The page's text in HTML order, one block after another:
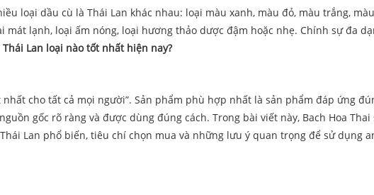
loại dầu cù là Thái Lan khác nhau: loại màu xanh, màu đỏ, màu trắng, màu
mát lạnh, loại ấm nóng, loại hương thảo dược đậm hoặc nhẹ. Chính sự đa
Lan loại nào tốt nhất hiện nay?
cho tất cả mọi người”. Sản phẩm phù hợp nhất là sản phẩm đáp ứng
gốc rõ ràng và được dùng đúng cách. Trong bài viết này, Bach Hoa Thai
Lan phổ biến, tiêu chí chọn mua và những lưu ý quan trọng để sử dụng